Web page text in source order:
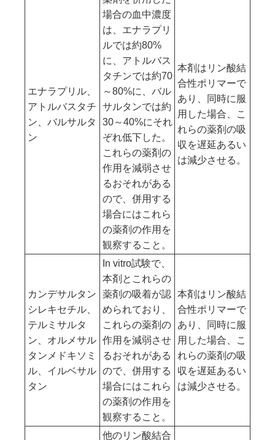
エナラプリル、
アトルバスタチ
ン、バルサルタ
ン
場合の血中濃度
は、エナラプリ
ルでは約80%
に、アトルバス
タチンでは約70
～80%に、バル
サルタンでは約
30～40%にそれ
ぞれ低下した。
これらの薬剤の
作用を減弱させ
るおそれがある
ので、併用する
場合にはこれら
の薬剤の作用を
観察すること。
本剤はリン酸結
合性ポリマーで
あり、同時に服
用した場合、こ
れらの薬剤の吸
収を遅延あるい
は減少させる。
カンデサルタン
シレキセチル、
テルミサルタ
ン、オルメサル
タンメドキソミ
ル、イルベサル
タン
In vitro試験で、
本剤とこれらの
薬剤の吸着が認
められており、
これらの薬剤の
作用を減弱させ
るおそれがある
ので、併用する
場合にはこれら
の薬剤の作用を
観察すること。
本剤はリン酸結
合性ポリマーで
あり、同時に服
用した場合、こ
れらの薬剤の吸
収を遅延あるい
は減少させる。
他のリン酸結合